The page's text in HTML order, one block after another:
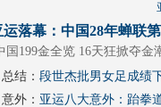
运落幕：中国28年蝉联
国199金全览 16天狂掀夺金
总结： 段世杰批男女足成绩
意外： 亚运八大意外：跆拳